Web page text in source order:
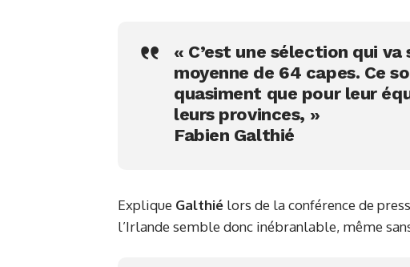
« C’est une sélection qui
moyenne de 64 capes. Ce
quasiment que pour leur
leurs provinces, »
Fabien Galthié
Explique Galthié lors de la conférence de
l’Irlande semble donc inébranlable, même